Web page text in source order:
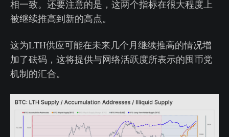
相一致。还要注意的是，这两个指标在很大程度上
被继续推高到新的高点。
这为LTH供应可能在未来几个月继续推高的情况增
加了砝码，这将提供与网络活跃度所表示的囤币党
机制的汇合。